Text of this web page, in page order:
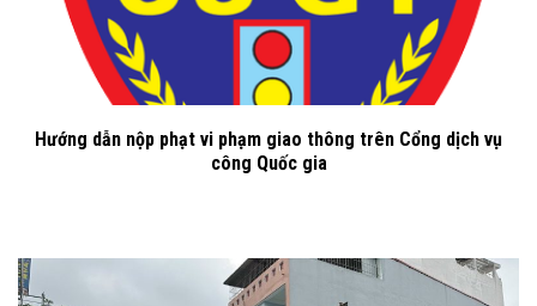
Hướng dẫn nộp phạt vi phạm giao thông trên Cổng dịch vụ
công Quốc gia